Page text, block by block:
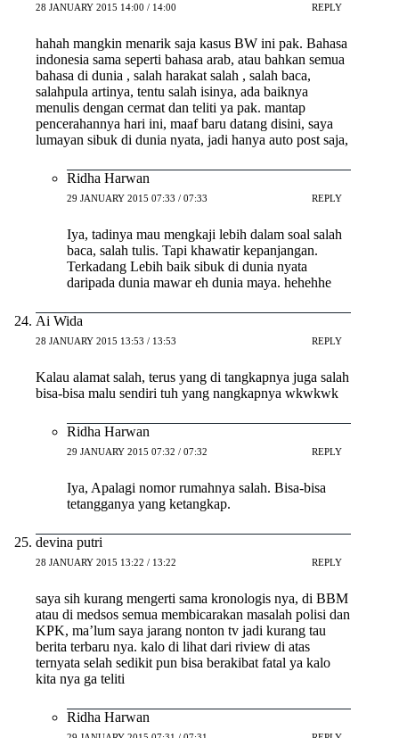
28 JANUARY 2015 14:00 / 14:00 REPLY
hahah mangkin menarik saja kasus BW ini pak. Bahasa
indonesia sama seperti bahasa arab, atau bahkan semua
bahasa di dunia , salah harakat salah , salah baca,
salahpula artinya, tentu salah isinya, ada baiknya
menulis dengan cermat dan teliti ya pak. mantap
pencerahannya hari ini, maaf baru datang disini, saya
lumayan sibuk di dunia nyata, jadi hanya auto post saja,
Ridha Harwan
29 JANUARY 2015 07:33 / 07:33 REPLY
Iya, tadinya mau mengkaji lebih dalam soal salah
baca, salah tulis. Tapi khawatir kepanjangan.
Terkadang Lebih baik sibuk di dunia nyata
daripada dunia mawar eh dunia maya. hehehhe
Ai Wida
28 JANUARY 2015 13:53 / 13:53 REPLY
Kalau alamat salah, terus yang di tangkapnya juga salah
bisa-bisa malu sendiri tuh yang nangkapnya wkwkwk
Ridha Harwan
29 JANUARY 2015 07:32 / 07:32 REPLY
Iya, Apalagi nomor rumahnya salah. Bisa-bisa
tetangganya yang ketangkap.
devina putri
28 JANUARY 2015 13:22 / 13:22 REPLY
saya sih kurang mengerti sama kronologis nya, di BBM
atau di medsos semua membicarakan masalah polisi dan
KPK, ma’lum saya jarang nonton tv jadi kurang tau
berita terbaru nya. kalo di lihat dari riview di atas
ternyata selah sedikit pun bisa berakibat fatal ya kalo
kita nya ga teliti
Ridha Harwan